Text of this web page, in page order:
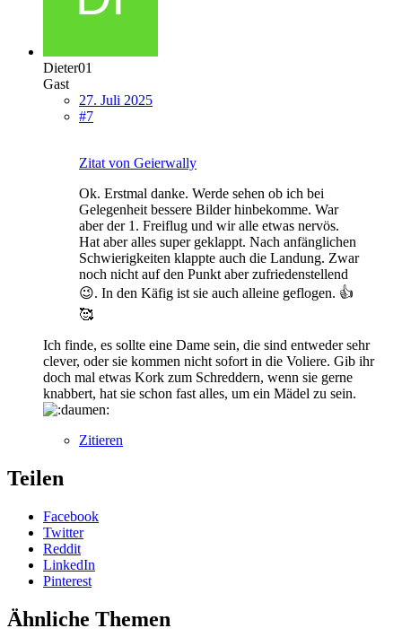
Dieter01
Gast
27. Juli 2025
#7
Zitat von Geierwally
Ok. Erstmal danke. Werde sehen ob ich bei
Gelegenheit bessere Bilder hinbekomme. War
aber der 1. Freiflug und wir alle etwas nervös.
Hat aber alles super geklappt. Nach anfänglichen
Schwierigkeiten klappte auch die Landung. Zwar
noch nicht auf den Punkt aber zufriedenstellend
😉. In den Käfig ist sie auch alleine geflogen. 👍
🥰
Ich finde, es sollte eine Dame sein, die sind entweder sehr
clever, oder sie kommen nicht sofort in die Voliere. Gib ihr
doch mal etwas Kork zum Schreddern, wenn sie gerne
knabbert, hat sie schon fast alles, um ein Mädel zu sein.
Zitieren
Teilen
Facebook
Twitter
Reddit
LinkedIn
Pinterest
Ähnliche Themen